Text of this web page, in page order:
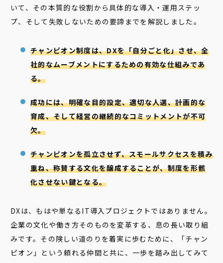
いて、その本質的な役割から具体的な導入・運用ステッ
プ、そして失敗しないための要諦までを解説しました。
チャンピオン制度は、DXを「自分ごと化」させ、全
社的なムーブメントにするための有効な仕組みであ
る。
成功には、明確な目的設定、適切な人選、計画的な
育成、そして経営の継続的なコミットメントが不可
欠。
チャンピオンを孤立させず、スモールサクセスを積み
重ね、称賛する文化を醸成することが、制度を形骸
化させない鍵となる。
DXは、もはや単なるIT導入プロジェクトではありません。
企業の文化や働き方そのものを変革する、息の長い取り組
みです。その険しい道のりを着実に歩むために、「チャン
ピオン」という頼れる仲間と共に、一歩を踏み出してみて